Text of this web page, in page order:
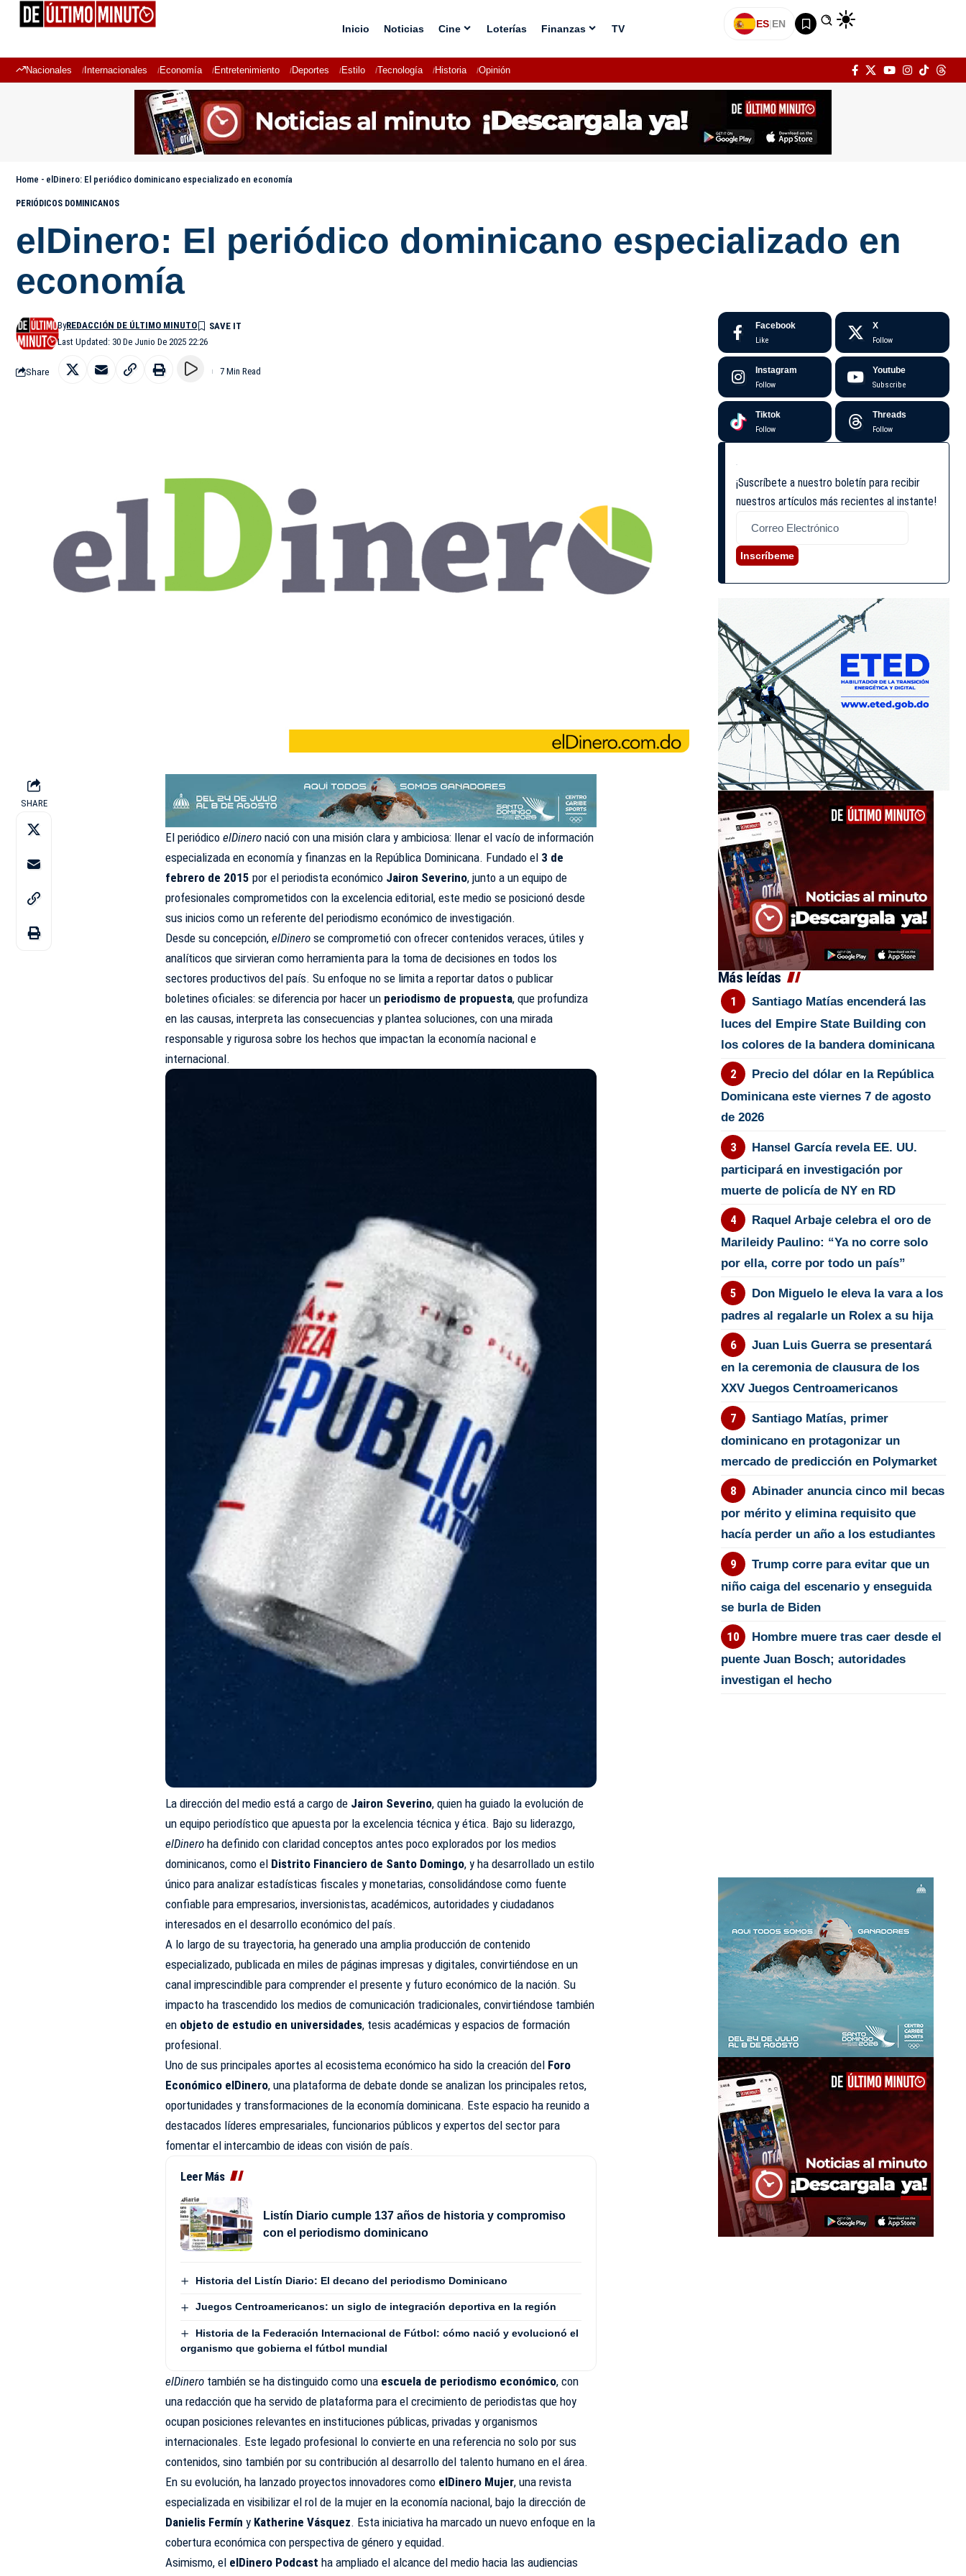
Inicio Noticias Cine Loterías Finanzas TV ES|EN
Nacionales Internacionales Economía Entretenimiento Deportes Estilo Tecnología Historia Opinión
Home - elDinero: El periódico dominicano especializado en economía
PERIÓDICOS DOMINICANOS
elDinero: El periódico dominicano especializado en
economía
Last Updated: 30 De Junio De 2025 22:26
ByREDACCIÓN DE ÚLTIMO MINUTO
Share 7 Min Read
SHARE
El periódicoelDinero nació con una misión clara y ambiciosa: llenar el vacío de información
especializada en economía y finanzas en la República Dominicana. Fundado el 3 de
febrero de 2015 por el periodista económico Jairon Severino, junto a un equipo de
profesionales comprometidos con la excelencia editorial, este medio se posicionó desde
sus inicios como un referente del periodismo económico de investigación.
Desde su concepción,elDinero se comprometió con ofrecer contenidos veraces, útiles y
analíticos que sirvieran como herramienta para la toma de decisiones en todos los
sectores productivos del país. Su enfoque no se limita a reportar datos o publicar
boletines oficiales: se diferencia por hacer un periodismo de propuesta, que profundiza
en las causas, interpreta las consecuencias y plantea soluciones, con una mirada
responsable y rigurosa sobre los hechos que impactan la economía nacional e
internacional.
La dirección del medio está a cargo de Jairon Severino, quien ha guiado la evolución de
un equipo periodístico que apuesta por la excelencia técnica y ética. Bajo su liderazgo,
elDinero ha definido con claridad conceptos antes poco explorados por los medios
dominicanos, como el Distrito Financiero de Santo Domingo, y ha desarrollado un estilo
único para analizar estadísticas fiscales y monetarias, consolidándose como fuente
confiable para empresarios, inversionistas, académicos, autoridades y ciudadanos
interesados en el desarrollo económico del país.
A lo largo de su trayectoria, ha generado una amplia producción de contenido
especializado, publicada en miles de páginas impresas y digitales, convirtiéndose en un
canal imprescindible para comprender el presente y futuro económico de la nación. Su
impacto ha trascendido los medios de comunicación tradicionales, convirtiéndose también
en objeto de estudio en universidades, tesis académicas y espacios de formación
profesional.
Uno de sus principales aportes al ecosistema económico ha sido la creación del Foro
Económico elDinero, una plataforma de debate donde se analizan los principales retos,
oportunidades y transformaciones de la economía dominicana. Este espacio ha reunido a
destacados líderes empresariales, funcionarios públicos y expertos del sector para
fomentar el intercambio de ideas con visión de país.
Leer Más
Listín Diario cumple 137 años de historia y compromiso
con el periodismo dominicano
Historia del Listín Diario: El decano del periodismo Dominicano
Juegos Centroamericanos: un siglo de integración deportiva en la región
Historia de la Federación Internacional de Fútbol: cómo nació y evolucionó el
organismo que gobierna el fútbol mundial
elDinero también se ha distinguido como una escuela de periodismo económico, con
una redacción que ha servido de plataforma para el crecimiento de periodistas que hoy
ocupan posiciones relevantes en instituciones públicas, privadas y organismos
internacionales. Este legado profesional lo convierte en una referencia no solo por sus
contenidos, sino también por su contribución al desarrollo del talento humano en el área.
En su evolución, ha lanzado proyectos innovadores como elDinero Mujer, una revista
especializada en visibilizar el rol de la mujer en la economía nacional, bajo la dirección de
Danielis Fermín y Katherine Vásquez. Esta iniciativa ha marcado un nuevo enfoque en la
cobertura económica con perspectiva de género y equidad.
Asimismo, el elDinero Podcast ha ampliado el alcance del medio hacia las audiencias
Facebook
Like
X
Follow
Instagram
Follow
Youtube
Subscribe
Tiktok
Follow
Threads
Follow
¡Suscríbete a nuestro boletín para recibir
nuestros artículos más recientes al instante!
Inscríbeme
Más leídas
Santiago Matías encenderá las
luces del Empire State Building con
los colores de la bandera dominicana
Precio del dólar en la República
Dominicana este viernes 7 de agosto
de 2026
Hansel García revela EE. UU.
participará en investigación por
muerte de policía de NY en RD
Raquel Arbaje celebra el oro de
Marileidy Paulino: “Ya no corre solo
por ella, corre por todo un país”
Don Miguelo le eleva la vara a los
padres al regalarle un Rolex a su hija
Juan Luis Guerra se presentará
en la ceremonia de clausura de los
XXV Juegos Centroamericanos
Santiago Matías, primer
dominicano en protagonizar un
mercado de predicción en Polymarket
Abinader anuncia cinco mil becas
por mérito y elimina requisito que
hacía perder un año a los estudiantes
Trump corre para evitar que un
niño caiga del escenario y enseguida
se burla de Biden
Hombre muere tras caer desde el
puente Juan Bosch; autoridades
investigan el hecho